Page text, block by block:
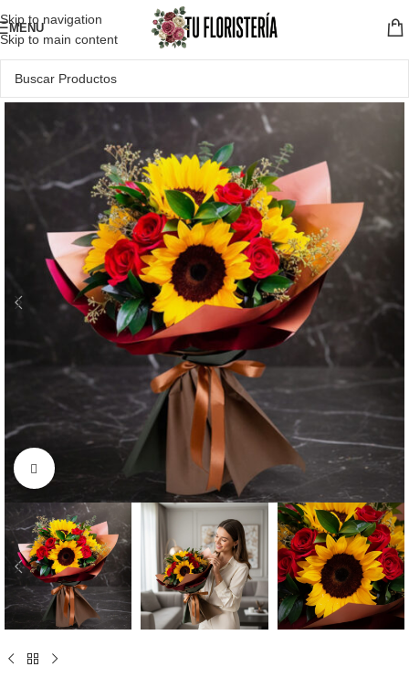
Skip to navigation
Skip to main content
MENU
Click to enlarge